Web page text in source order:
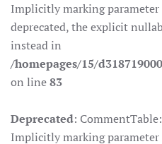
Implicitly marking
deprecated, the explicit
instead in
/homepages/15/
on line83
Deprecated:
Implicitly marking